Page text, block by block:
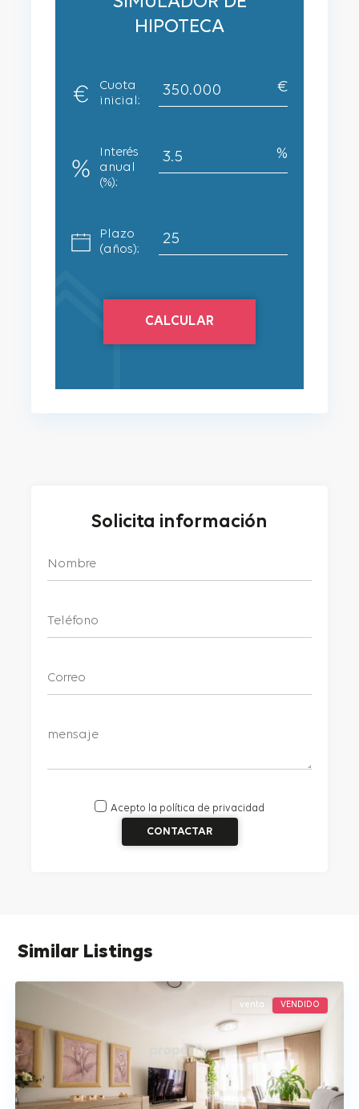
HIPOTECA
Cuota
inicial:
Interés
anual
(%):
Plazo
(años):
Solicita información
Acepto la política de privacidad
Similar Listings
Almenara
,
venta VENDIDO